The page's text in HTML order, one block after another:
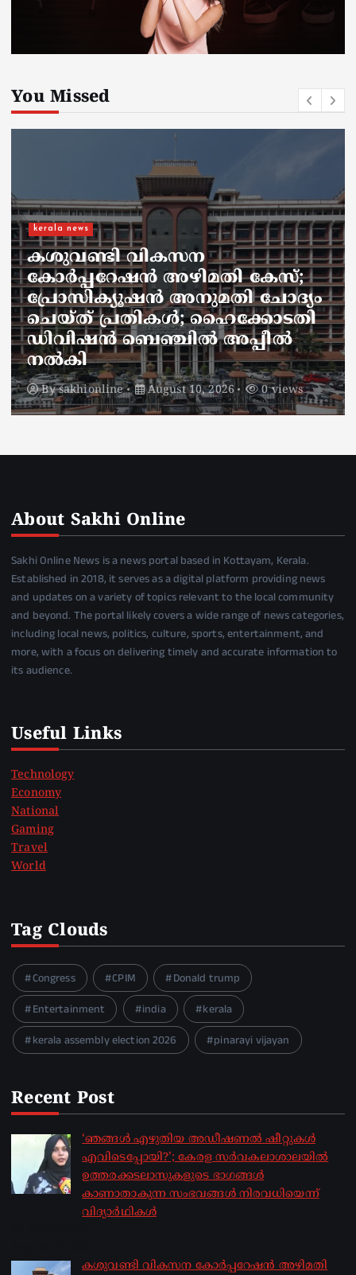
You Missed
headlines kerala news
പിഎം ശ്രീ; യുഡിഎഫ്
യോഗത്തില്‍ വിയോജിപ്പ്
അറിയിക്കാന്‍ മുസ്ലിം ലീഗ്
Bysakhionline August 10, 2026 0 views
About Sakhi Online
Sakhi Online News is a news portal based in Kottayam, Kerala.
Established in 2018, it serves as a digital platform providing news
and updates on a variety of topics relevant to the local community
and beyond. The portal likely covers a wide range of news categories,
including local news, politics, culture, sports, entertainment, and
more, with a focus on delivering timely and accurate information to
its audience.
Useful Links
Technology
Economy
National
Gaming
Travel
World
Tag Clouds
Congress CPIM
Donald trump
Entertainment
india
kerala
kerala assembly election 2026
pinarayi vijayan
Recent Post
‘ഞങ്ങള്‍ എഴുതിയ അഡീഷണല്‍ ഷീറ്റുകള്‍
എവിടെപ്പോയി?’; കേരള സര്‍വകലാശാലയില്‍
ഉത്തരക്കടലാസുകളുടെ ഭാഗങ്ങള്‍
കാണാതാകുന്ന സംഭവങ്ങള്‍ നിരവധിയെന്ന്
വിദ്യാര്‍ഥികള്‍
കശുവണ്ടി വികസന കോര്‍പ്പറേഷന്‍ അഴിമതി